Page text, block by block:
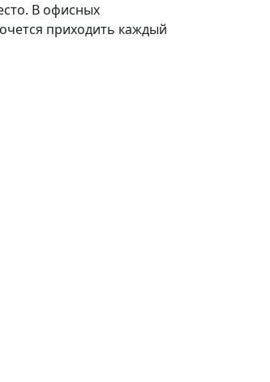
В офисных
приходить каждый